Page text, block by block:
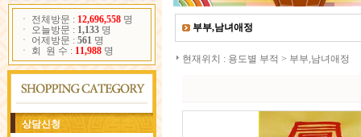
ㆍ 전체방문 : 12,696,558 명
ㆍ 오늘방문 : 1,133 명
ㆍ 어제방문 : 561 명
ㆍ 회 원 수 : 11,988 명
상담신청
부부,남녀애정
현재위치 : 용도별 부적 > 부부,남녀애정